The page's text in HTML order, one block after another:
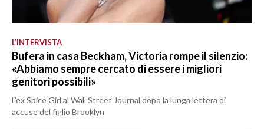
L’INTERVISTA
Bufera in casa Beckham, Victoria rompe il silenzio:
«Abbiamo sempre cercato di essere i migliori
genitori possibili»
L’ex Spice Girl al Wall Street Journal dopo la lunga lettera di
accuse del figlio Brooklyn